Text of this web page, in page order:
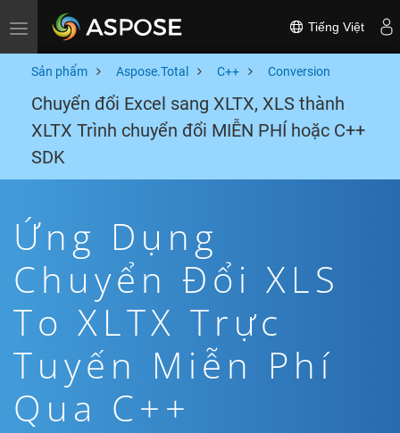
Toggle navigation Tiếng Việt
Sản phẩm Aspose.Total C++ Conversion
Chuyển đổi Excel sang XLTX, XLS thành
XLTX Trình chuyển đổi MIỄN PHÍ hoặc C++
SDK
Ứng Dụng
Chuyển Đổi XLS
To XLTX Trực
Tuyến Miễn Phí
Qua C++